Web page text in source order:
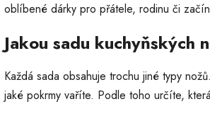
oblíbené dárky pro přátele, rodinu či
Jakou sadu kuchyňských
Každá sada obsahuje trochu jiné typy
jaké pokrmy vaříte. Podle toho určíte,